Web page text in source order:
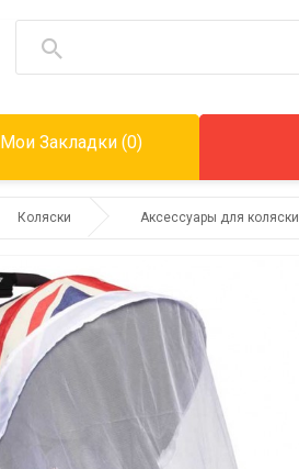
Мои Закладки (0)
Коляски Аксессуары для коляски